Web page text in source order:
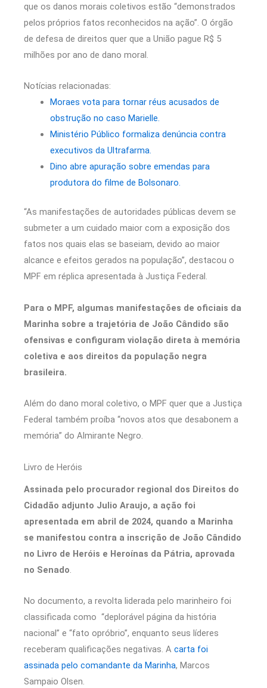
que os danos morais coletivos estão “demonstrados
pelos próprios fatos reconhecidos na ação”. O órgão
de defesa de direitos quer que a União pague R$ 5
milhões por ano de dano moral.
Notícias relacionadas:
Moraes vota para tornar réus acusados de
obstrução no caso Marielle.
Ministério Público formaliza denúncia contra
executivos da Ultrafarma.
Dino abre apuração sobre emendas para
produtora do filme de Bolsonaro.
“As manifestações de autoridades públicas devem se
submeter a um cuidado maior com a exposição dos
fatos nos quais elas se baseiam, devido ao maior
alcance e efeitos gerados na população”, destacou o
MPF em réplica apresentada à Justiça Federal.
Para o MPF, algumas manifestações de oficiais da
Marinha sobre a trajetória de João Cândido são
ofensivas e configuram violação direta à memória
coletiva e aos direitos da população negra
brasileira.
Além do dano moral coletivo, o MPF quer que a Justiça
Federal também proíba “novos atos que desabonem a
memória” do Almirante Negro.
Livro de Heróis
Assinada pelo procurador regional dos Direitos do
Cidadão adjunto Julio Araujo, a ação foi
apresentada em abril de 2024, quando a Marinha
se manifestou contra a inscrição de João Cândido
no Livro de Heróis e Heroínas da Pátria, aprovada
no Senado.
No documento, a revolta liderada pelo marinheiro foi
classificada como “deplorável página da história
nacional” e “fato opróbrio”, enquanto seus líderes
receberam qualificações negativas. A carta foi
assinada pelo comandante da Marinha, Marcos
Sampaio Olsen.